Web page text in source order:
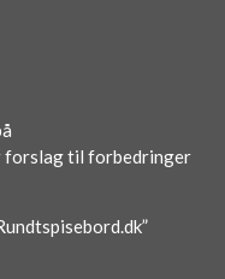
forslag til forbedringer